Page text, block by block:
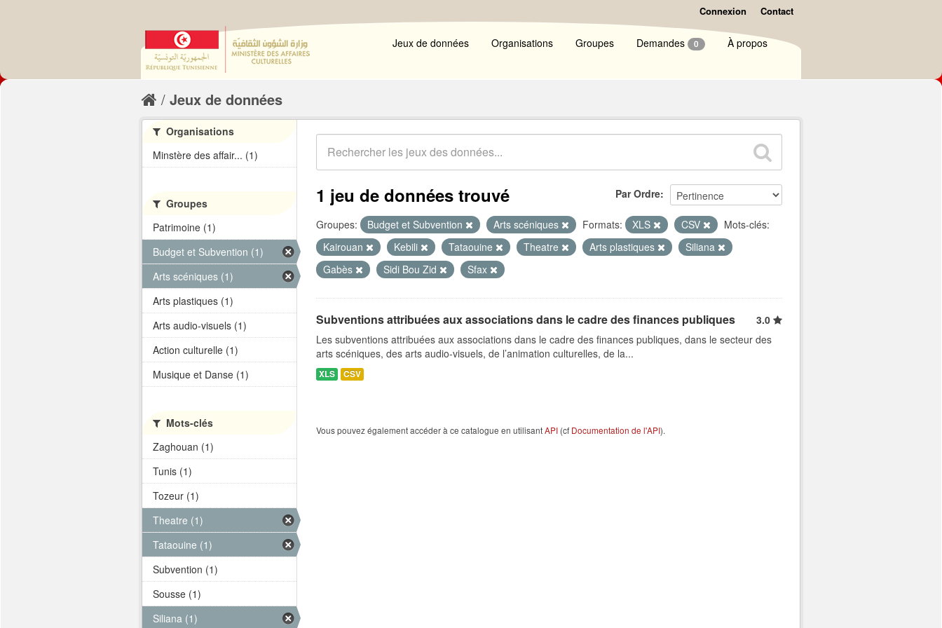
Connexion Contact
Jeux de données Organisations Groupes Demandes 0 À propos
Jeux de données
Par Ordre
1 jeu de données trouvé
Groupes: Budget et Subvention Arts scéniques Formats: XLS CSV
Mots-clés:
Kairouan
Kebili Tataouine Theatre Arts plastiques
Siliana
Gabès
Sidi Bou Zid Sfax
Subventions attribuées aux associations dans le cadre des finances publiques
3.0
Les subventions attribuées aux associations dans le cadre des finances publiques, dans le secteur des
arts scéniques, des arts audio-visuels, de l’animation culturelles, de la...
XLS CSV
Vous pouvez également accéder à ce catalogue en utilisantAPI (cf Documentation de l'API).
Organisations
Minstère des affair... (1)
Groupes
Patrimoine (1)
Budget et Subvention (1)
Arts scéniques (1)
Arts plastiques (1)
Arts audio-visuels (1)
Action culturelle (1)
Musique et Danse (1)
Mots-clés
Zaghouan (1)
Tunis (1)
Tozeur (1)
Theatre (1)
Tataouine (1)
Subvention (1)
Sousse (1)
Siliana (1)